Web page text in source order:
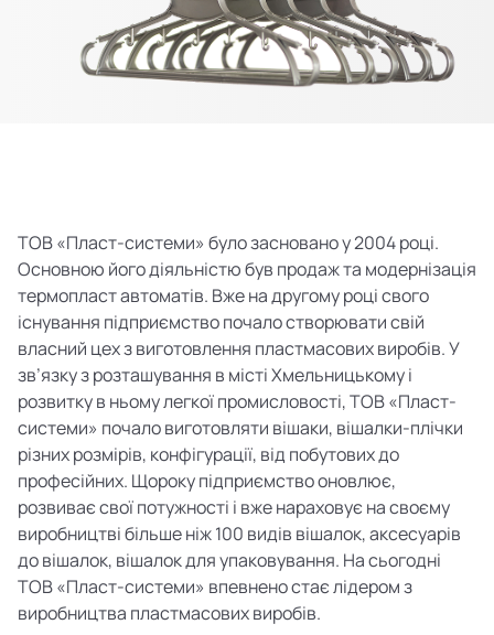
ТОВ «Пласт-системи» було засновано у 2004 році.
Основною його діяльністю був продаж та модернізація
термопласт автоматів. Вже на другому році свого
існування підприємство почало створювати свій
власний цех з виготовлення пластмасових виробів. У
зв’язку з розташування в місті Хмельницькому і
розвитку в ньому легкої промисловості, ТОВ «Пласт-
системи» почало виготовляти вішаки, вішалки-плічки
різних розмірів, конфігурації, від побутових до
професійних. Щороку підприємство оновлює,
розвиває свої потужності і вже нараховує на своєму
виробництві більше ніж 100 видів вішалок, аксесуарів
до вішалок, вішалок для упаковування. На сьогодні
ТОВ «Пласт-системи» впевнено стає лідером з
виробництва пластмасових виробів.